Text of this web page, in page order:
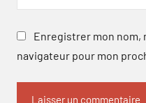
Enregistrer mon nom,
navigateur pour mon